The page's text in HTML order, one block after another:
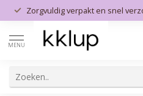
Zorgvuldig verpakt en snel
MENU